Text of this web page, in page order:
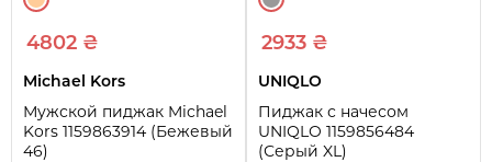
4802 ₴
Michael Kors
Мужской пиджак Michael
Kors 1159863914 (Бежевый
46)
2933 ₴
UNIQLO
Пиджак с начесом
UNIQLO 1159856484
(Серый XL)